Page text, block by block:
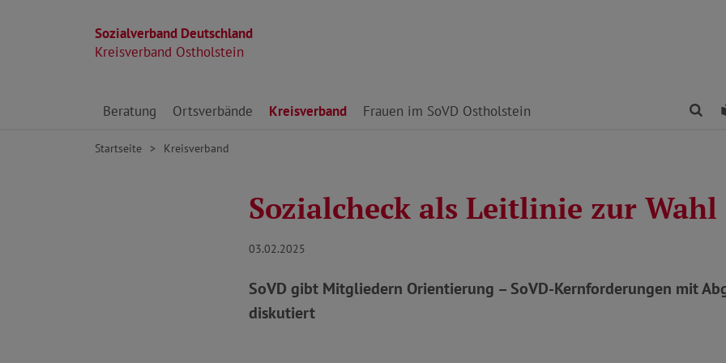
Sozialverband Deutschland
Kreisverband Ostholstein
Direkt zu den Inhalten springen
Beratung Ortsverbände Kreisverband Frauen im SoVD Ostholstein
Startseite Kreisverband
Sozialcheck als Leitlinie zur Wahl
03.02.2025
SoVD gibt Mitgliedern Orientierung – SoVD-Kernforderungen mit
diskutiert